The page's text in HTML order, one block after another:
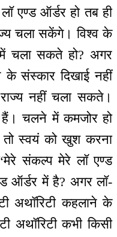
एण्ड ऑर्डर हो तब ही
चला सकेंगे। विश्व के
चला सकते हो? अगर
संस्कार दिखाई नहीं
नहीं चला सकते।
चलने में कमजोर हो
स्वयं को खुश करना
संकल्प मेरे लॉ एण्ड
ऑर्डर में है? अगर लॉ-
अथॉरिटी कहलाने के
अथॉरिटी कभी किसी